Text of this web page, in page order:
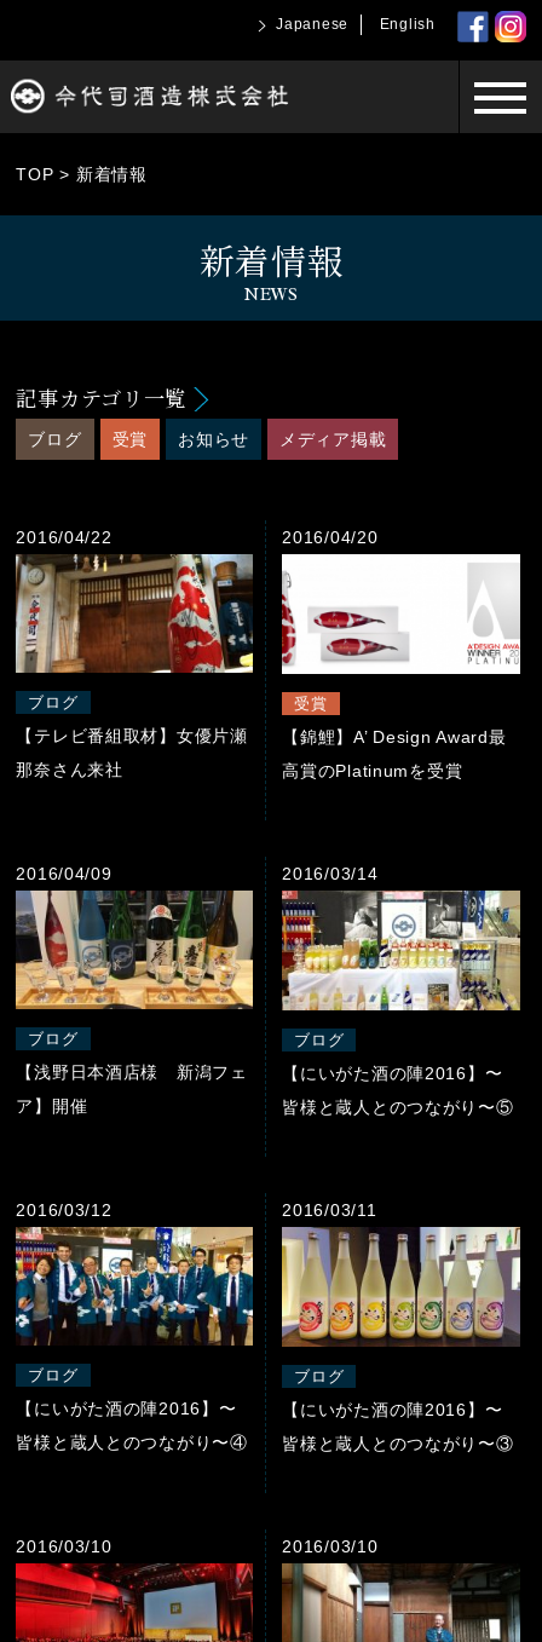
Japanese English
TOP > 新着情報
新着情報
NEWS
記事カテゴリ一覧
ブログ 受賞 お知らせ メディア掲載
2016/04/22
ブログ
【テレビ番組取材】女優片瀬
那奈さん来社
2016/04/20
受賞
【錦鯉】A’ Design Award最
高賞のPlatinumを受賞
2016/04/09
ブログ
【浅野日本酒店様 新潟フェ
ア】開催
2016/03/14
ブログ
【にいがた酒の陣2016】〜
皆様と蔵人とのつながり〜⑤
2016/03/12
ブログ
【にいがた酒の陣2016】〜
皆様と蔵人とのつながり〜④
2016/03/11
ブログ
【にいがた酒の陣2016】〜
皆様と蔵人とのつながり〜③
2016/03/10 2016/03/10